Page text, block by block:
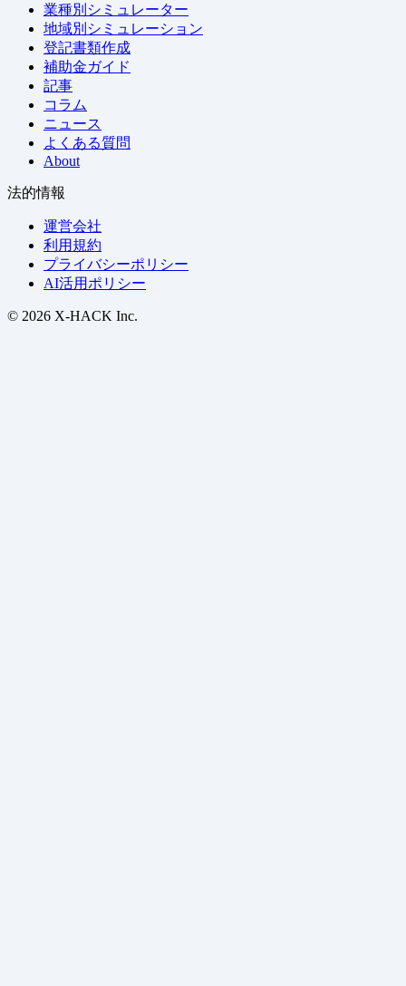
業種別シミュレーター
地域別シミュレーション
登記書類作成
補助金ガイド
記事
コラム
ニュース
よくある質問
About
法的情報
運営会社
利用規約
プライバシーポリシー
AI活用ポリシー
© 2026 X-HACK Inc.